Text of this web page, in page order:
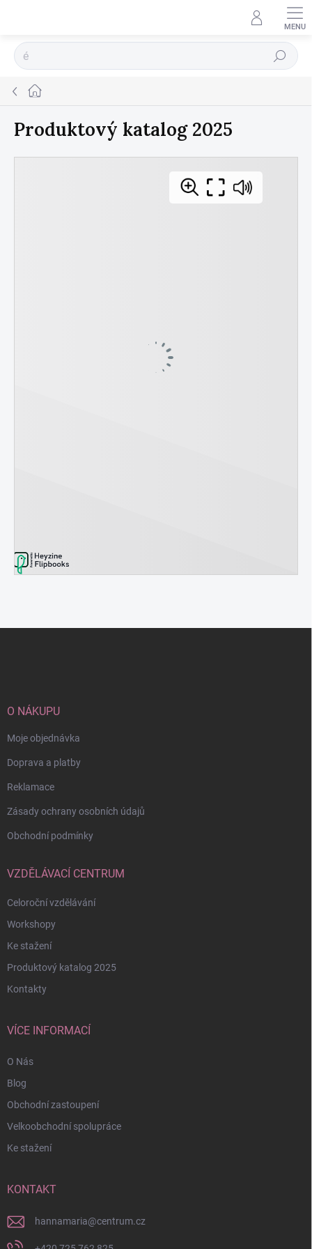
Hledat
Domů
Produktový katalog 2025
O NÁKUPU
Moje objednávka
Doprava a platby
Reklamace
Zásady ochrany osobních údajů
Obchodní podmínky
VZDĚLÁVACÍ CENTRUM
Celoroční vzdělávání
Workshopy
Ke stažení
Produktový katalog 2025
Kontakty
VÍCE INFORMACÍ
O Nás
Blog
Obchodní zastoupení
Velkoobchodní spolupráce
Ke stažení
KONTAKT
hannamaria@centrum.cz